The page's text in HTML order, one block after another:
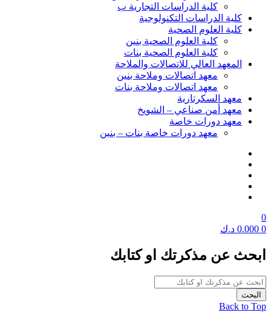
كلية الدراسات التجارية ب
كلية الدراسات التكنولوجية
كلية العلوم الصحية
كلية العلوم الصحية بنين
كلية العلوم الصحية بنات
المعهد العالي للاتصالات والملاحة
معهد اتصالات وملاحة بنين
معهد اتصالات وملاحة بنات
معهد السكرتارية
معهد أمن صناعي – الشويخ
معهد دورات خاصة
معهد دورات خاصة بنات – بنين
0
0
0.000 د.ك
ابحث عن مذكرتك او كتابك
Back to Top